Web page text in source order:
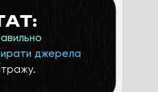
джерела